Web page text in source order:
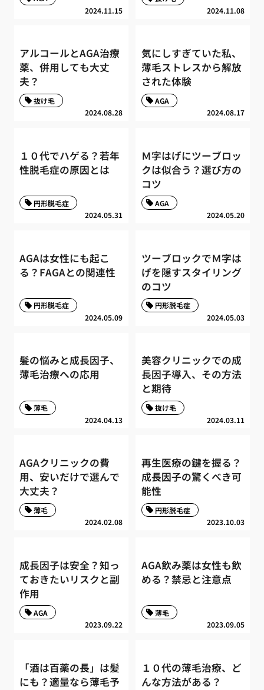
2024.11.15 2024.11.08
アルコールとAGA治療
薬、併用しても大丈
夫？
2024.08.28
抜け毛
気にしすぎていた私、
薄毛ストレスから解放
された体験
2024.08.17
AGA
１０代でハゲる？若年
性脱毛症の原因とは
2024.05.31
円形脱毛症
Ｍ字はげにツーブロッ
クは似合う？選び方の
コツ
2024.05.20
AGA
AGAは女性にも起こ
る？FAGAとの関連性
2024.05.09
円形脱毛症
ツーブロックでＭ字は
げを隠すスタイリング
のコツ
2024.05.03
円形脱毛症
髪の悩みと成長因子、
薄毛治療への応用
2024.04.13
薄毛
美容クリニックでの成
長因子導入、その方法
と期待
2024.03.11
抜け毛
AGAクリニックの費
用、安いだけで選んで
大丈夫？
2024.02.08
薄毛
再生医療の鍵を握る？
成長因子の驚くべき可
能性
2023.10.03
円形脱毛症
成長因子は安全？知っ
ておきたいリスクと副
作用
2023.09.22
AGA
AGA飲み薬は女性も飲
める？禁忌と注意点
2023.09.05
薄毛
「酒は百薬の長」は髪
にも？適量なら薄毛予
１０代の薄毛治療、ど
んな方法がある？